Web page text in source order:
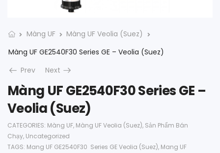
Màng UF
Màng UF Veolia (Suez)
Màng UF GE2540F30 Series GE – Veolia (Suez)
Prev
Next
Màng UF GE2540F30 Series GE –
Veolia (Suez)
CATEGORIES: Màng UF, Màng UF Veolia (Suez), Sản Phẩm Bán
Chạy, Uncategorized
TAGS: Mang UF GE2540F30 Series GE Veolia (Suez), Mang UF